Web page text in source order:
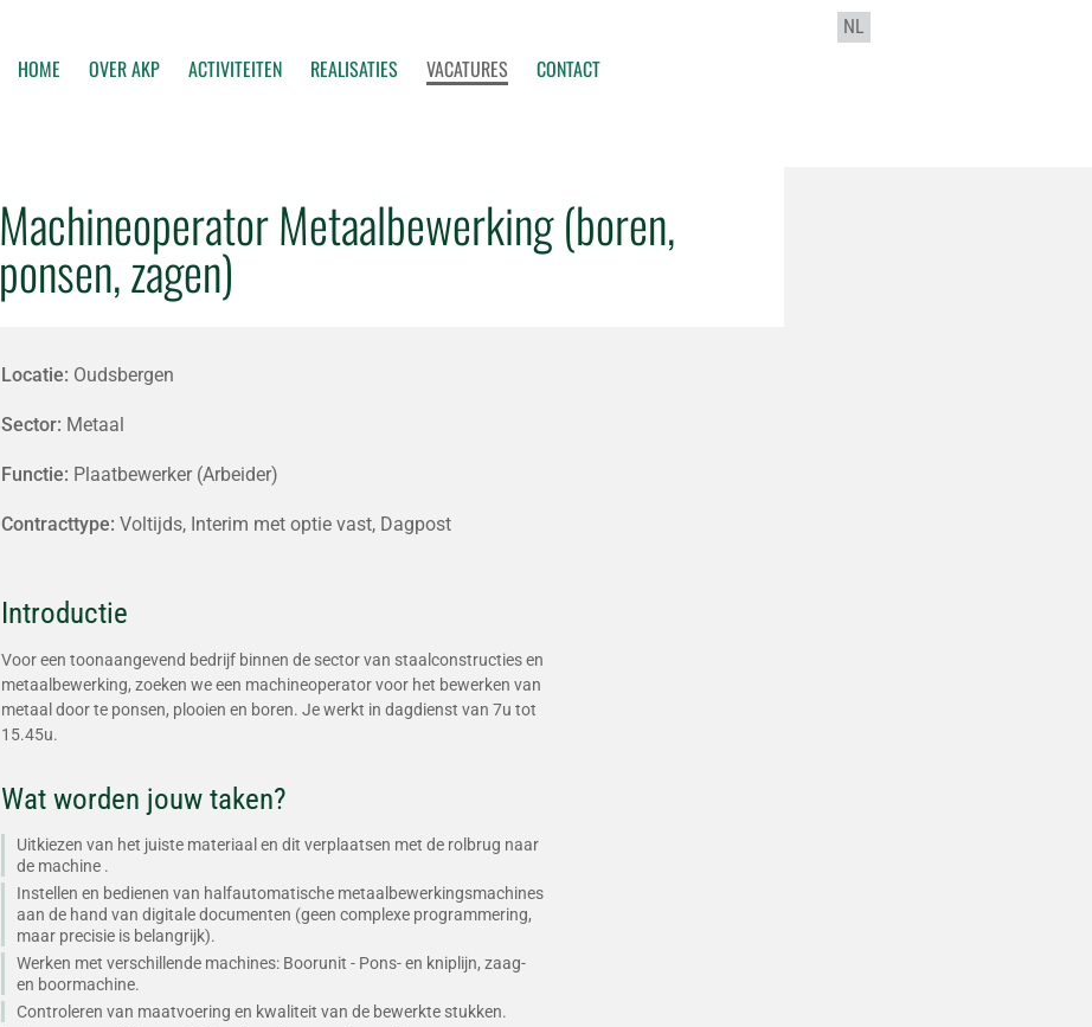
HOME OVER AKP ACTIVITEITEN REALISATIES VACATURES CONTACT
NL
Machineoperator Metaalbewerking (boren,
ponsen, zagen)
Locatie: Oudsbergen
Sector: Metaal
Functie: Plaatbewerker (Arbeider)
Contracttype:Voltijds, Interim met optie vast, Dagpost
Introductie
Voor een toonaangevend bedrijf binnen de sector van staalconstructies en
metaalbewerking, zoeken we een machineoperator voor het bewerken van
metaal door te ponsen, plooien en boren. Je werkt in dagdienst van 7u tot
15.45u.
Wat worden jouw taken?
Uitkiezen van het juiste materiaal en dit verplaatsen met de rolbrug naar
de machine .
Instellen en bedienen van halfautomatische metaalbewerkingsmachines
aan de hand van digitale documenten (geen complexe programmering,
maar precisie is belangrijk).
Werken met verschillende machines: Boorunit - Pons- en kniplijn, zaag-
en boormachine.
Controleren van maatvoering en kwaliteit van de bewerkte stukken.